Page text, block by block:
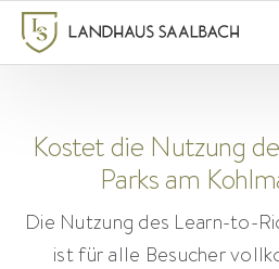
Zum
Inhalt
Kostet die Nutzung
Parks am
Die Nutzung des Learn-to-
ist für alle Besucher